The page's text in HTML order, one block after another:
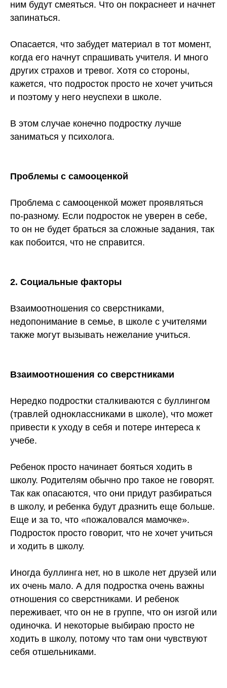
ним будут смеяться. Что он покраснеет и начнет
запинаться.
Опасается, что забудет материал в тот момент,
когда его начнут спрашивать учителя. И много
других страхов и тревог. Хотя со стороны,
кажется, что подросток просто не хочет учиться
и поэтому у него неуспехи в школе.
В этом случае конечно подростку лучше
заниматься у психолога.
Проблемы с самооценкой
Проблема с самооценкой может проявляться
по-разному. Если подросток не уверен в себе,
то он не будет браться за сложные задания, так
как побоится, что не справится.
2. Социальные факторы
Взаимоотношения со сверстниками,
недопонимание в семье, в школе с учителями
также могут вызывать нежелание учиться.
Взаимоотношения со сверстниками
Нередко подростки сталкиваются с буллингом
(травлей одноклассниками в школе), что может
привести к уходу в себя и потере интереса к
учебе.
Ребенок просто начинает бояться ходить в
школу. Родителям обычно про такое не говорят.
Так как опасаются, что они придут разбираться
в школу, и ребенка будут дразнить еще больше.
Еще и за то, что «пожаловался мамочке».
Подросток просто говорит, что не хочет учиться
и ходить в школу.
Иногда буллинга нет, но в школе нет друзей или
их очень мало. А для подростка очень важны
отношения со сверстниками. И ребенок
переживает, что он не в группе, что он изгой или
одиночка. И некоторые выбираю просто не
ходить в школу, потому что там они чувствуют
себя отшельниками.